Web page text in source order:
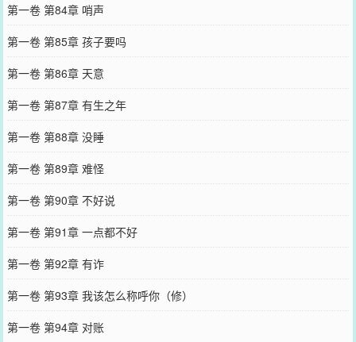
第一卷 第84章 哨声
第一卷 第85章 孩子要吗
第一卷 第86章 天意
第一卷 第87章 有生之年
第一卷 第88章 没睡
第一卷 第89章 难怪
第一卷 第90章 不好说
第一卷 第91章 一点都不好
第一卷 第92章 有诈
第一卷 第93章 我该怎么称呼你（修）
第一卷 第94章 对账